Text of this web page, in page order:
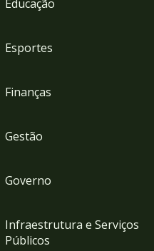
Educação
Esportes
Finanças
Gestão
Governo
Infraestrutura e Serviços
Públicos